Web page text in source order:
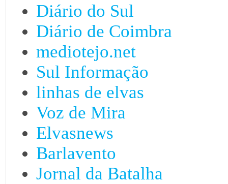
Diário do Sul
Diário de Coimbra
mediotejo.net
Sul Informação
linhas de elvas
Voz de Mira
Elvasnews
Barlavento
Jornal da Batalha